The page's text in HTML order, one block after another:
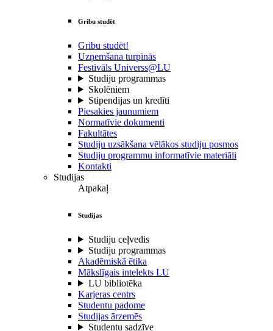
Gribu studēt
Gribu studēt!
Uzņemšana turpinās
Festivāls Universs@LU
Studiju programmas
Skolēniem
Stipendijas un kredīti
Piesakies jaunumiem
Normatīvie dokumenti
Fakultātes
Studiju uzsākšana vēlākos studiju posmos
Studiju programmu informatīvie materiāli
Kontakti
Studijas
Atpakaļ
Studijas
Studiju ceļvedis
Studiju programmas
Akadēmiskā ētika
Mākslīgais intelekts LU
LU bibliotēka
Karjeras centrs
Studentu padome
Studijas ārzemēs
Studentu sadzīve